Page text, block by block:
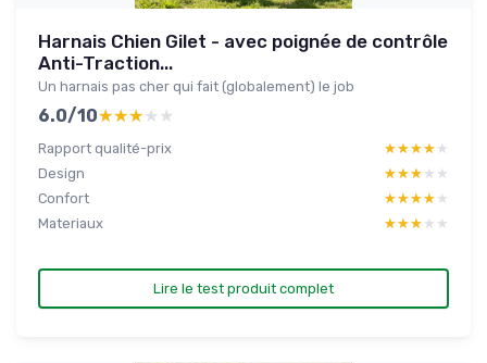
Harnais Chien Gilet - avec poignée de contrôle
Anti-Traction...
Un harnais pas cher qui fait (globalement) le job
6.0/10★★★★★
★★★★★
Rapport qualité-prix ★★★★★
★★★★★
Design
★★★★★
★★★★★
Confort
★★★★★
★★★★★
Materiaux
★★★★★
★★★★★
Lire le test produit complet